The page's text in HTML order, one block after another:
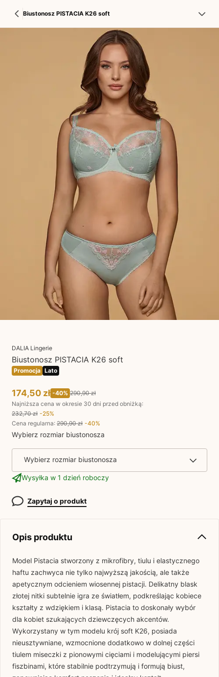
Biustonosz PISTACIA K26 soft
DALIA Lingerie
Biustonosz PISTACIA K26 soft
Promocja Lato
174,50 zł -40% 290,90 zł
Najniższa cena w okresie 30 dni przed obniżką:
232,70 zł -25%
Cena regularna: 290,90 zł -40%
Wybierz rozmiar biustonosza
Wybierz rozmiar biustonosza
Wysyłka w 1 dzień roboczy
Zapytaj o produkt
Opis produktu
Model Pistacia stworzony z mikrofibry, tiulu i elastycznego
haftu zachwyca nie tylko najwyższą jakością, ale także
apetycznym odcieniem wiosennej pistacji. Delikatny blask
złotej nitki subtelnie igra ze światłem, podkreślając kobiece
kształty z wdziękiem i klasą. Pistacia to doskonały wybór
dla kobiet szukających dziewczęcych akcentów.
Wykorzystany w tym modelu krój soft K26, posiada
nieusztywniane, wzmocnione dodatkowo w dolnej części
tiulem miseczki z pionowymi cięciami i modelującymi piersi
fiszbinami, które stabilnie podtrzymują i formują biust,